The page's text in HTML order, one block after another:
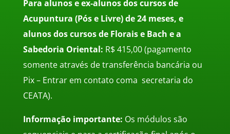
Para alunos e ex-alunos dos cursos de
Acupuntura (Pós e Livre) de 24 meses, e
alunos dos cursos de Florais e Bach e a
Sabedoria Oriental: R$ 415,00(pagamento
somente através de transferência bancária ou
Pix – Entrar em contato coma secretaria do
CEATA).
Informação importante: Os módulos são